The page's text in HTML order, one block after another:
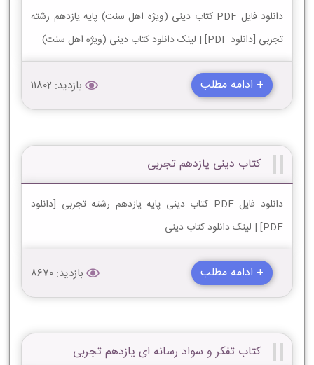
دانلود فایل PDF کتاب دینی (ویژه اهل سنت) پایه یازدهم رشته
تجربی [دانلود PDF] | لینک دانلود کتاب دینی (ویژه اهل سنت)
+ ادامه مطلب بازدید: 11802
کتاب دینی یازدهم تجربی
دانلود فایل PDF کتاب دینی پایه یازدهم رشته تجربی [دانلود
PDF] | لینک دانلود کتاب دینی
+ ادامه مطلب بازدید: 8670
کتاب تفکر و سواد رسانه ای یازدهم تجربی